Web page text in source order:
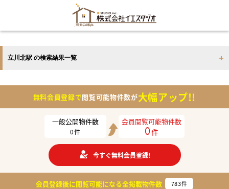
立川北駅 の検索結果一覧
無料会員登録で閲覧可能物件数が大幅アップ!!
一般公開物件数
0件
会員閲覧可能物件数
0件
今すぐ無料会員登録!
会員登録後に閲覧可能になる全掲載物件数 783件